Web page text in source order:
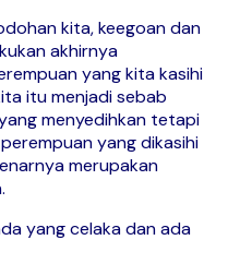
kita, keegoan dan
akhirnya
yang kita kasihi
itu menjadi sebab
menyedihkan tetapi
yang dikasihi
merupakan
yang celaka dan ada